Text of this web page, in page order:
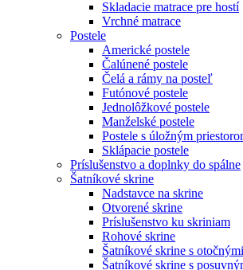
Skladacie matrace pre hostí
Vrchné matrace
Postele
Americké postele
Čalúnené postele
Čelá a rámy na posteľ
Futónové postele
Jednolôžkové postele
Manželské postele
Postele s úložným
Sklápacie postele
Príslušenstvo a doplnky do spálne
Šatníkové skrine
Nadstavce na skrine
Otvorené skrine
Príslušenstvo ku skriniam
Rohové skrine
Šatníkové skrine s
Šatníkové skrine s